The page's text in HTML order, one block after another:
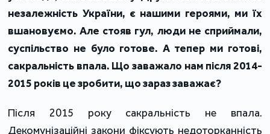
незалежність України, є нашими героями, ми їх
вшановуємо. Але стояв гул, люди не сприймали,
суспільство не було готове. А тепер ми готові,
сакральність впала. Що заважало нам після 2014-
2015 років це зробити, що зараз заважає?
Після 2015 року сакральність не впала.
Декомунізаційні закони фіксують недоторканність